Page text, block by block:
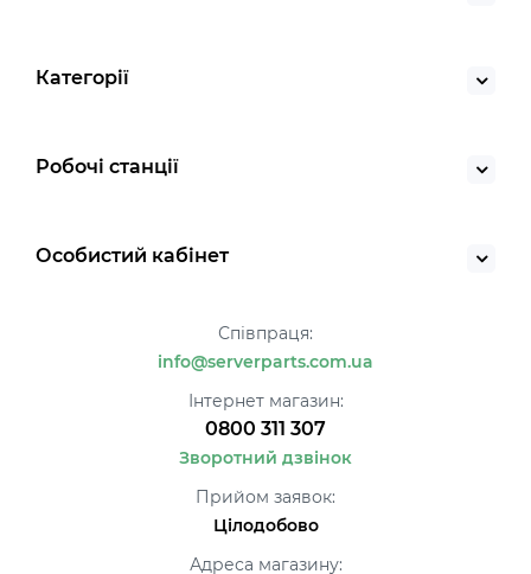
Категорії
Робочі станції
Особистий кабінет
Співпраця:
info@serverparts.com.ua
Інтернет магазин:
0800 311 307
Зворотний дзвінок
Прийом заявок:
Цілодобово
Адреса магазину: